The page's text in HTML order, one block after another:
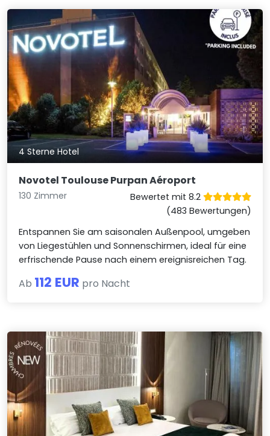
4 Sterne Hotel
Novotel Toulouse Purpan Aéroport
130 Zimmer
Bewertet mit 8.2
(483 Bewertungen)
Entspannen Sie am saisonalen Außenpool, umgeben
von Liegestühlen und Sonnenschirmen, ideal für eine
erfrischende Pause nach einem ereignisreichen Tag.
Ab 112 EUR pro Nacht